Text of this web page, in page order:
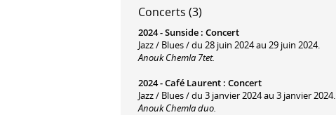
Concerts (3)
2024 -Sunside : Concert
Jazz / Blues / du 28 juin 2024 au 29 juin 2024.
Anouk Chemla 7tet.
2024 -Café Laurent : Concert
Jazz / Blues / du 3 janvier 2024 au 3 janvier 2024.
Anouk Chemla duo.